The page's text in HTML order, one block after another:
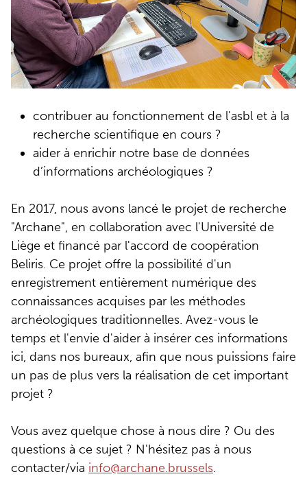
contribuer au fonctionnement de l'asbl et à la
recherche scientifique en cours ?
aider à enrichir notre base de données
d’informations archéologiques ?
En 2017, nous avons lancé le projet de recherche
"Archane", en collaboration avec l'Université de
Liège et financé par l'accord de coopération
Beliris. Ce projet offre la possibilité d'un
enregistrement entièrement numérique des
connaissances acquises par les méthodes
archéologiques traditionnelles. Avez-vous le
temps et l'envie d'aider à insérer ces informations
ici, dans nos bureaux, afin que nous puissions faire
un pas de plus vers la réalisation de cet important
projet ?
Vous avez quelque chose à nous dire ? Ou des
questions à ce sujet ? N'hésitez pas à nous
contacter/via info@archane.brussels.